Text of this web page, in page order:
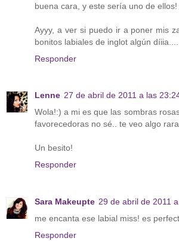
buena cara, y este sería uno de ellos!
Ayyy, a ver si puedo ir a poner mis
bonitos labiales de inglot algún díiia.....
Responder
Lenne 27 de abril de 2011 a las
Wola!:) a mi es que las sombras
favorecedoras no sé.. te veo algo
Un besito!
Responder
Sara Makeupte 29 de abril de 2011
me encanta ese labial miss! es
Responder